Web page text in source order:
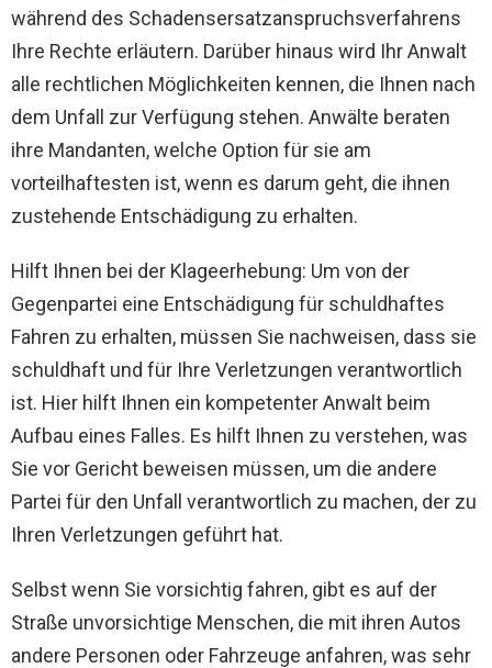
während des Schadensersatzanspruchsverfahrens
Ihre Rechte erläutern. Darüber hinaus wird Ihr Anwalt
alle rechtlichen Möglichkeiten kennen, die Ihnen nach
dem Unfall zur Verfügung stehen. Anwälte beraten
ihre Mandanten, welche Option für sie am
vorteilhaftesten ist, wenn es darum geht, die ihnen
zustehende Entschädigung zu erhalten.
Hilft Ihnen bei der Klageerhebung: Um von der
Gegenpartei eine Entschädigung für schuldhaftes
Fahren zu erhalten, müssen Sie nachweisen, dass sie
schuldhaft und für Ihre Verletzungen verantwortlich
ist. Hier hilft Ihnen ein kompetenter Anwalt beim
Aufbau eines Falles. Es hilft Ihnen zu verstehen, was
Sie vor Gericht beweisen müssen, um die andere
Partei für den Unfall verantwortlich zu machen, der zu
Ihren Verletzungen geführt hat.
Selbst wenn Sie vorsichtig fahren, gibt es auf der
Straße unvorsichtige Menschen, die mit ihren Autos
andere Personen oder Fahrzeuge anfahren, was sehr